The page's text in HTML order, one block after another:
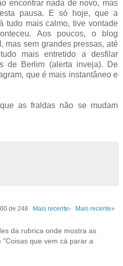
encontrar nada de novo, mas
pausa. E só hoje, que a
tudo mais calmo, tive vontade
Aos poucos, o blog
mas sem grandes pressas, até
mais entretido a desfilar
de Berlim (alerta inveja). De
que é mais instantâneo e
as fraldas não se mudam
de 248 Mais recente› Mais recente»
da rubrica onde mostra as
que vem cá parar a